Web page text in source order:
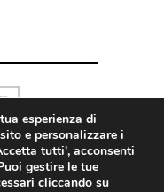
esperienza di
e personalizzare i
tutti', acconsenti
gestire le tue
cliccando su